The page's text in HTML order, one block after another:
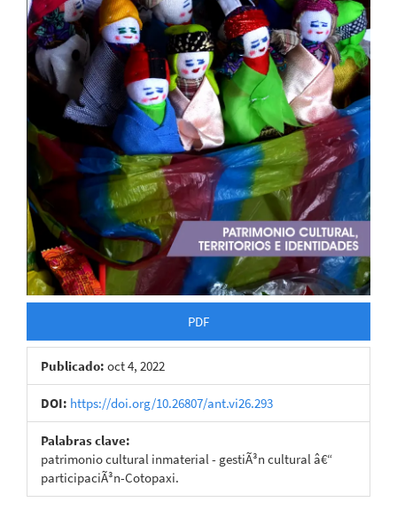
PDF
Publicado: oct 4, 2022
DOI: https://doi.org/10.26807/ant.vi26.293
Palabras clave:
patrimonio cultural inmaterial - gestiÃ³n cultural â€“
participaciÃ³n-Cotopaxi.